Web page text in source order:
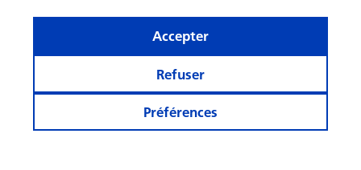
Préférences
Refuser
Accepter